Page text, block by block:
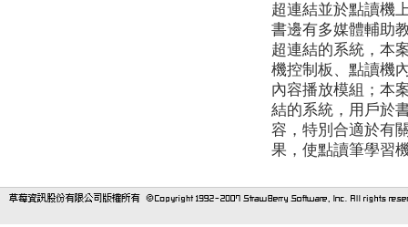
超連結並於點讀機
書邊有多媒體輔助
超連結的系統，本
機控制板、點讀機
內容播放模組；本
結的系統，用戶於
容，特別合適於有
果，使點讀筆學習